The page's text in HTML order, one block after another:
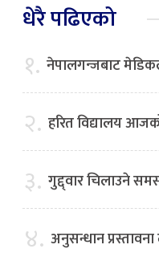
धेरै पढिएको
१. नेपालगन्जबाट
२. हरित विद्यालय
३. गुद्द्वार चिलाउने
४. अनुसन्धान